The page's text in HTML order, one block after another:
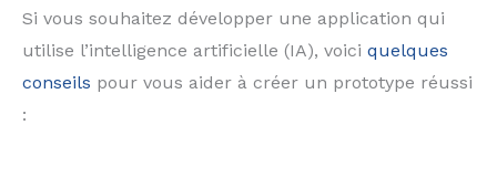
Si vous souhaitez développer une application qui
utilise l’intelligence artificielle (IA), voici quelques
conseils pour vous aider à créer un prototype réussi
: